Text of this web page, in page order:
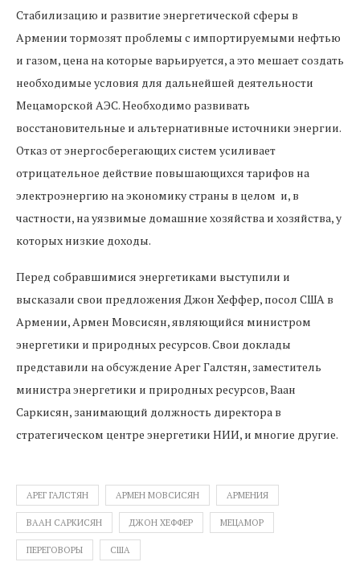
Стабилизацию и развитие энергетической сферы в
Армении тормозят проблемы с импортируемыми нефтью
и газом, цена на которые варьируется, а это мешает создать
необходимые условия для дальнейшей деятельности
Мецаморской АЭС. Необходимо развивать
восстановительные и альтернативные источники энергии.
Отказ от энергосберегающих систем усиливает
отрицательное действие повышающихся тарифов на
электроэнергию на экономику страны в целом и, в
частности, на уязвимые домашние хозяйства и хозяйства, у
которых низкие доходы.
Перед собравшимися энергетиками выступили и
высказали свои предложения Джон Хеффер, посол США в
Армении, Армен Мовсисян, являющийся министром
энергетики и природных ресурсов. Свои доклады
представили на обсуждение Арег Галстян, заместитель
министра энергетики и природных ресурсов, Ваан
Саркисян, занимающий должность директора в
стратегическом центре энергетики НИИ, и многие другие.
АРЕГ ГАЛСТЯН АРМЕН МОВСИСЯН АРМЕНИЯ
ВААН САРКИСЯН ДЖОН ХЕФФЕР МЕЦАМОР
ПЕРЕГОВОРЫ США